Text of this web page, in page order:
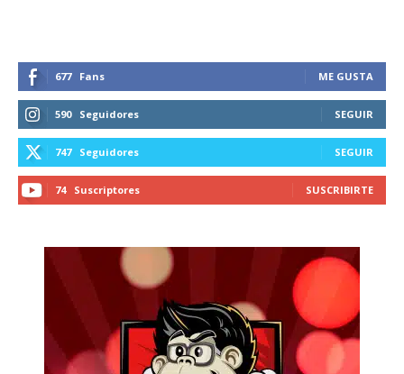
receive all the news of vaping and
tobacco harm reduction in your email.
SUBSCRIBIRSE
677 Fans ME GUSTA
590 Seguidores SEGUIR
747 Seguidores SEGUIR
74 Suscriptores SUSCRIBIRTE